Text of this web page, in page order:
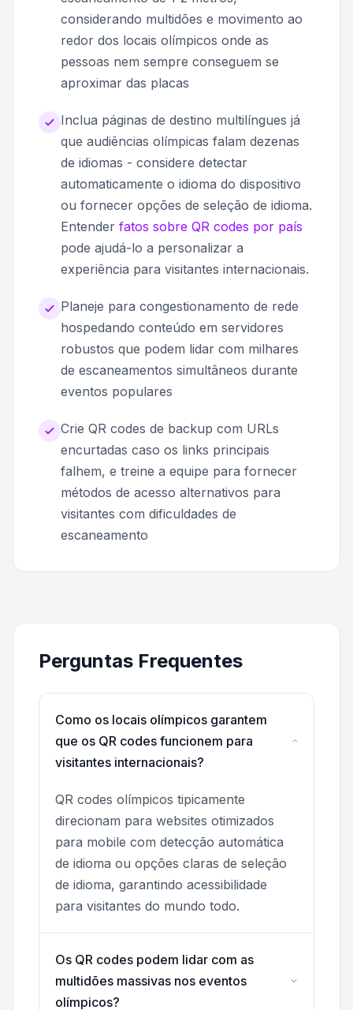
considerando multidões e movimento ao
redor dos locais olímpicos onde as
pessoas nem sempre conseguem se
aproximar das placas
Inclua páginas de destino multilíngues já
que audiências olímpicas falam dezenas
de idiomas - considere detectar
automaticamente o idioma do dispositivo
ou fornecer opções de seleção de idioma.
Entender fatos sobre QR codes por país
pode ajudá-lo a personalizar a
experiência para visitantes internacionais.
Planeje para congestionamento de rede
hospedando conteúdo em servidores
robustos que podem lidar com milhares
de escaneamentos simultâneos durante
eventos populares
Crie QR codes de backup com URLs
encurtadas caso os links principais
falhem, e treine a equipe para fornecer
métodos de acesso alternativos para
visitantes com dificuldades de
escaneamento
Perguntas Frequentes
Como os locais olímpicos garantem
que os QR codes funcionem para
visitantes internacionais?
QR codes olímpicos tipicamente
direcionam para websites otimizados
para mobile com detecção automática
de idioma ou opções claras de seleção
de idioma, garantindo acessibilidade
para visitantes do mundo todo.
Os QR codes podem lidar com as
multidões massivas nos eventos
olímpicos?